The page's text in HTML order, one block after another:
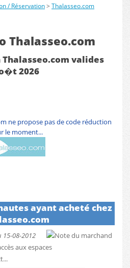
/ Réservation> Thalasseo.com
Thalasseo.com
valides
2026
ne propose pas de code réduction
le moment...
ayant acheté chez
15-08-2012
aux espaces